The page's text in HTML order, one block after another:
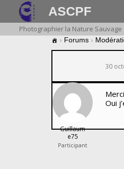
ASCPF
Photographier la Nature Sauvage
› Forums ›
30
Guillaum
e75
Participant
Oui